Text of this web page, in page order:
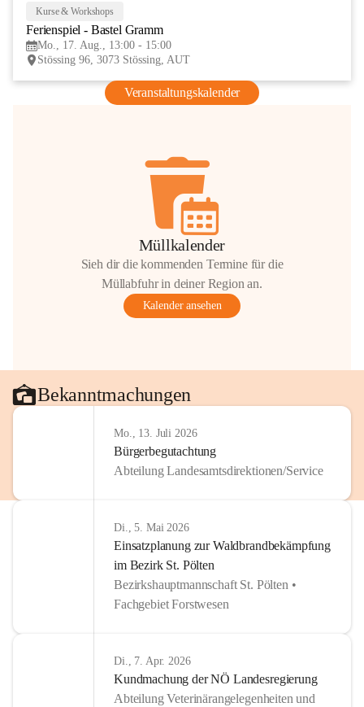
Kurse & Workshops
Ferienspiel - Bastel Gramm
Mo., 17. Aug., 13:00 - 15:00
Stössing 96, 3073 Stössing, AUT
Veranstaltungskalender
Müllkalender
Sieh dir die kommenden Termine für die
Müllabfuhr in deiner Region an.
Kalender ansehen
Bekanntmachungen
Mo., 13. Juli 2026
Bürgerbegutachtung
Abteilung Landesamtsdirektionen/Service
Di., 5. Mai 2026
Einsatzplanung zur Waldbrandbekämpfung
im Bezirk St. Pölten
Bezirkshauptmannschaft St. Pölten •
Fachgebiet Forstwesen
Di., 7. Apr. 2026
Kundmachung der NÖ Landesregierung
Abteilung Veterinärangelegenheiten und